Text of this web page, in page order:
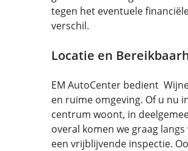
tegen het eventuele
verschil.
Locatie en
EM AutoCenter bedient
en ruime omgeving. Of u nu
centrum woont, in
overal komen we graag
een vrijblijvende inspectie.